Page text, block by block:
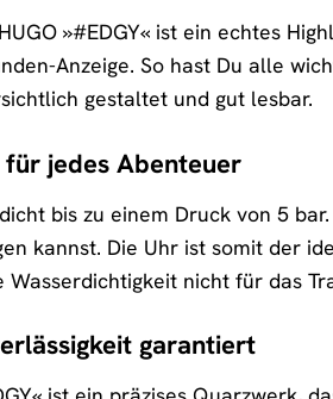
»#EDGY« ist ein echtes
Anzeige. So hast Du alle
gestaltet und gut lesbar.
jedes Abenteuer
bis zu einem Druck von 5
kannst. Die Uhr ist somit der
nicht für das
garantiert